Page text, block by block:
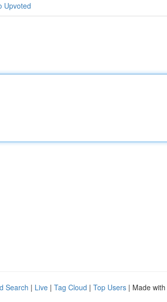
Upvoted
Search | Live | Tag Cloud | Top Users | Made with